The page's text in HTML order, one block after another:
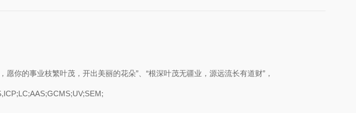
你的事业枝繁叶茂，开出美丽的花朵”、“根深叶茂无疆业，源远流长有道财”，